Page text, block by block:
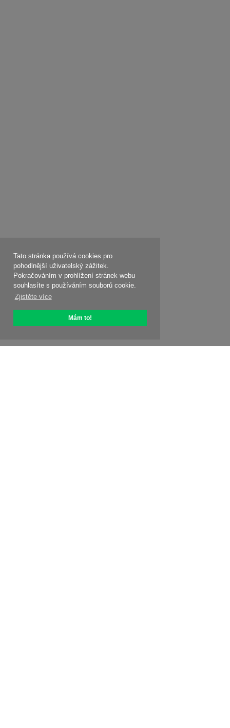
Tato stránka používá cookies pro
pohodlnější uživatelský zážitek.
Pokračováním v prohlížení stránek webu
souhlasíte s používáním souborů cookie.
Zjistěte více
Mám to!